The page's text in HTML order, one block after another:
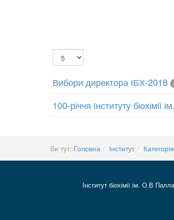
Показувати
Вибори директора ІБХ-2018
100-річчя Інституту
Ви тут: Головна Інститут
Інститут біохімії ім. О.В